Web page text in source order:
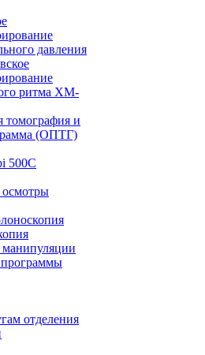
давления
ритма ХМ-
томография и
(ОПТГ)
500C
отделения